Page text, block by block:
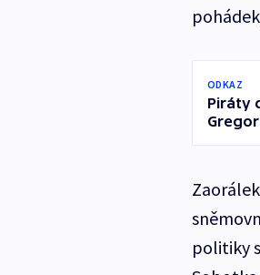
ODKAZ
Piráty
politiky